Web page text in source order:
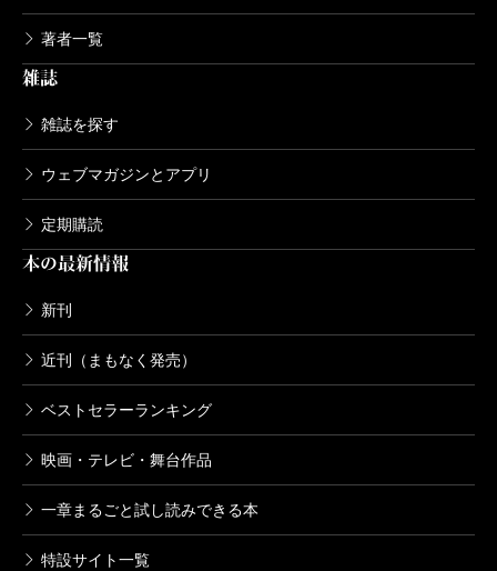
著者一覧
雑誌
雑誌を探す
ウェブマガジンとアプリ
定期購読
本の最新情報
新刊
近刊（まもなく発売）
ベストセラーランキング
映画・テレビ・舞台作品
一章まるごと試し読みできる本
特設サイト一覧